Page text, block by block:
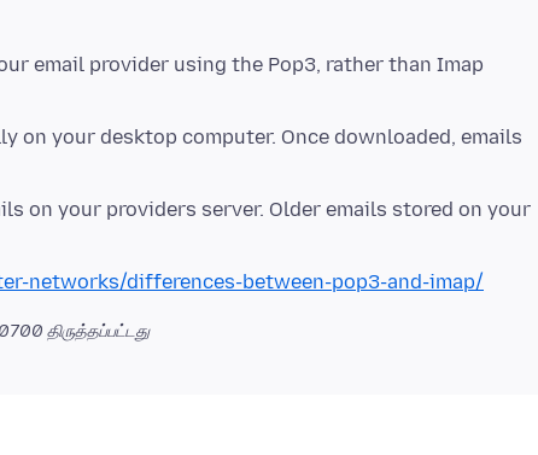
email provider using the Pop3, rather than Imap
on your desktop computer. Once downloaded, emails
on your providers server. Older emails stored on your
networks/differences-between-pop3-and-imap/
திருத்தப்பட்டது